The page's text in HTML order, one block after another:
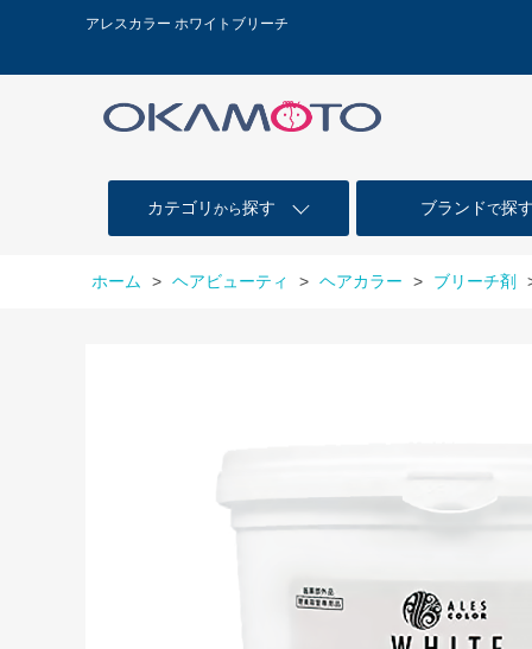
アレスカラー ホワイトブリーチ
カテゴリ から探す ブランドで探す
ホーム > ヘアビューティ > ヘアカラー > ブリーチ剤